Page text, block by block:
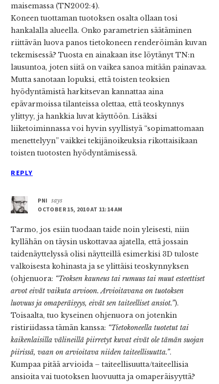
maisemassa (TN2002:4).
Koneen tuottaman tuotoksen osalta ollaan tosi
hankalalla alueella. Onko parametrien säätäminen
riittävän luova panos tietokoneen renderöimän kuvan
tekemisessä? Tuosta en ainakaan itse löytänyt TN:n
lausuntoa, joten siitä on vaikea sanoa mitään painavaa.
Mutta sanotaan lopuksi, että toisten teoksien
hyödyntämistä harkitsevan kannattaa aina
epävarmoissa tilanteissa olettaa, että teoskynnys
ylittyy, ja hankkia luvat käyttöön. Lisäksi
liiketoiminnassa voi hyvin syyllistyä “sopimattomaan
menettelyyn” vaikkei tekijänoikeuksia rikottaisikaan
toisten tuotosten hyödyntämisessä.
REPLY
PNI
says
OCTOBER 15, 2010 AT 11:14 AM
Tarmo, jos esiin tuodaan taide noin yleisesti, niin
kyllähän on täysin uskottavaa ajatella, että jossain
taidenäyttelyssä olisi näytteillä esimerkisi 3D tuloste
valkoisesta kohinasta ja se ylittäisi teoskynnyksen
(ohjenuora: “Teoksen kauneus tai rumuus tai muut esteettiset
arvot eivät vaikuta arvioon. Arvioitavana on tuotoksen
luovuus ja omaperäisyys, eivät sen taiteelliset ansiot.”).
Toisaalta, tuo kyseinen ohjenuora on jotenkin
ristiriidassa tämän kanssa: “Tietokoneella tuotetut tai
kaikenlaisilla välineillä piirretyt kuvat eivät ole tämän suojan
piirissä, vaan on arvioitava niiden taiteellisuutta.”.
Kumpaa pitää arvioida – taiteellisuutta/taiteellisia
ansioita vai tuotoksen luovuutta ja omaperäisyyttä?